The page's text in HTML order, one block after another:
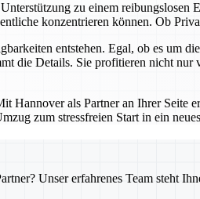
zu einem
konzentrieren können. Ob
entstehen. Egal, ob es
die Details. Sie profitieren nicht
als Partner an Ihrer Seite
zum stressfreien Start in ein
Unser erfahrenes Team steht